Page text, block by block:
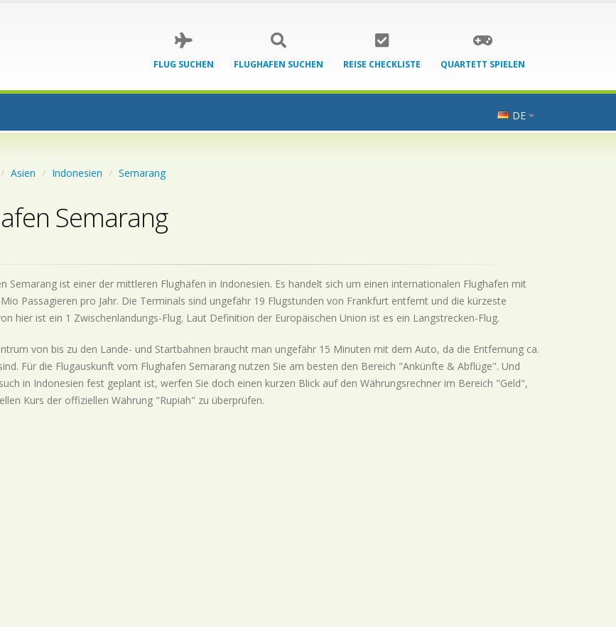
FLUG SUCHEN FLUGHAFEN SUCHEN REISE CHECKLISTE QUARTETT SPIELEN
DE
Asien Indonesien Semarang
Semarang
Semarang ist einer der mittleren Flughäfen in Indonesien. Es handelt sich um einen internationalen Flughafen mit
Passagieren pro Jahr. Die Terminals sind ungefähr 19 Flugstunden von Frankfurt entfernt und die kürzeste
hier ist ein 1 Zwischenlandungs-Flug. Laut Definition der Europäischen Union ist es ein Langstrecken-Flug.
von bis zu den Lande- und Startbahnen braucht man ungefähr 15 Minuten mit dem Auto, da die Entfernung ca.
Für die Flugauskunft vom Flughafen Semarang nutzen Sie am besten den Bereich "Ankünfte & Abflüge". Und
in Indonesien fest geplant ist, werfen Sie doch einen kurzen Blick auf den Währungsrechner im Bereich "Geld",
Kurs der offiziellen Währung "Rupiah" zu überprüfen.